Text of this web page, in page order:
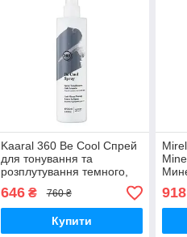
Kaaral 360 Be Cool Спрей
для тонування та
розплутування темного,
освітленого або сивого
волосся 250 мл 0160
646₴ 760 ₴
Купити
918